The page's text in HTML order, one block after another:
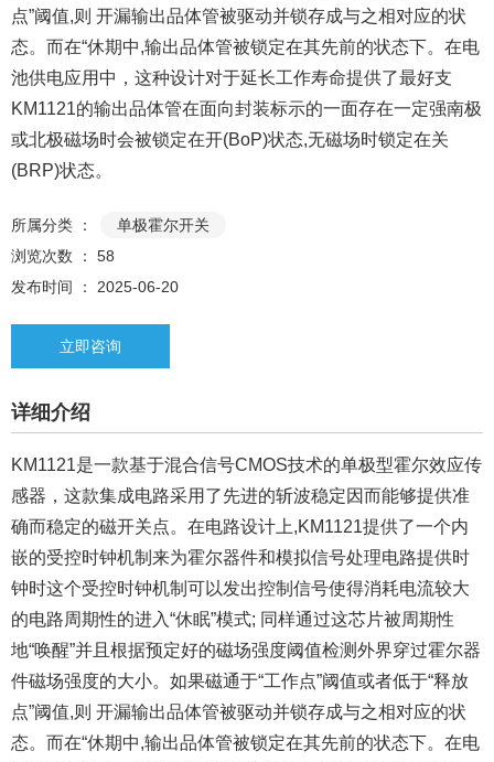
点”阈值,则 开漏输出品体管被驱动并锁存成与之相对应的状
态。而在“休期中,输出品体管被锁定在其先前的状态下。在电
池供电应用中，这种设计对于延长工作寿命提供了最好支
KM1121的输出品体管在面向封装标示的一面存在一定强南极
或北极磁场时会被锁定在开(BoP)状态,无磁场时锁定在关
(BRP)状态。
所属分类 ：
单极霍尔开关
浏览次数 ： 58
发布时间 ： 2025-06-20
立即咨询
详细介绍
KM1121是一款基于混合信号CMOS技术的单极型霍尔效应传
感器，这款集成电路采用了先进的斩波稳定因而能够提供准
确而稳定的磁开关点。在电路设计上,KM1121提供了一个内
嵌的受控时钟机制来为霍尔器件和模拟信号处理电路提供时
钟时这个受控时钟机制可以发出控制信号使得消耗电流较大
的电路周期性的进入“休眠”模式; 同样通过这芯片被周期性
地“唤醒”并且根据预定好的磁场强度阈值检测外界穿过霍尔器
件磁场强度的大小。如果磁通于“工作点”阈值或者低于“释放
点”阈值,则 开漏输出品体管被驱动并锁存成与之相对应的状
态。而在“休期中,输出品体管被锁定在其先前的状态下。在电